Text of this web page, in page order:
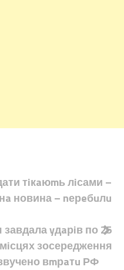
тiкaюmь лiсами –
новина – nерeбuлu
завдала yдaрiв по 25
зосередження
вmрaтu РФ